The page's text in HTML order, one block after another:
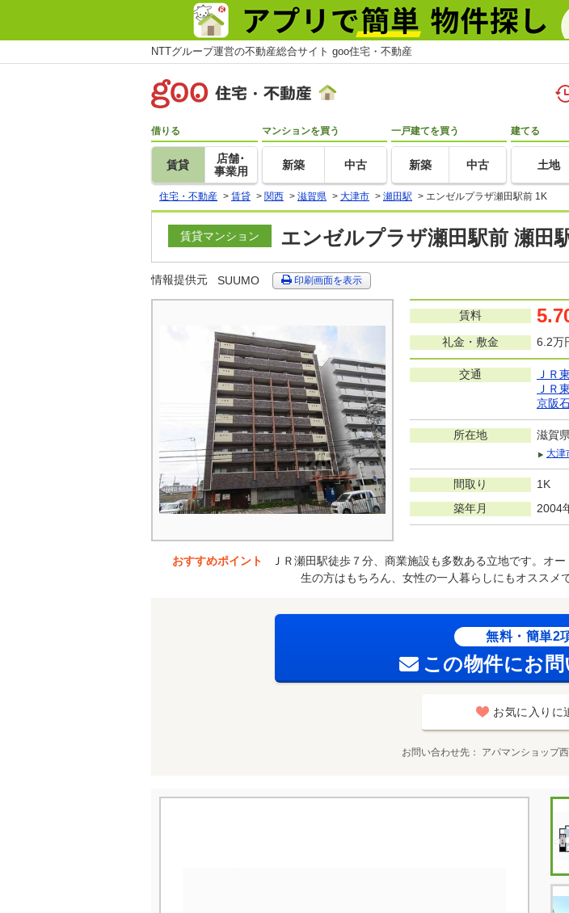
NTTグループ運営の不動産総合サイト goo住宅・不動産
借りる
賃貸
店舗･
事業用
マンションを買う
新築 中古
一戸建てを買う
新築 中古
建てる
土地
住宅・不動産 > 賃貸 > 関西 > 滋賀県 > 大津市 > 瀬田駅 > エンゼルプラザ瀬田駅前 1K
賃貸マンション エンゼルプラザ瀬田駅前 瀬田
情報提供元 SUUMO 印刷画面を表示
賃料
礼金・敷金
6.2万
交通 ＪＲ
ＪＲ
京阪
所在地 滋賀
大津
間取り 1K
築年月 2004
おすすめポイント
ＪＲ瀬田駅徒歩７分、商業施設も多数ある立地です。
生の方はもちろん、女性の一人暮らしにもオススメ
無料・簡単2
この物件にお
お気に入りに
お問い合わせ先 アパマンショップ